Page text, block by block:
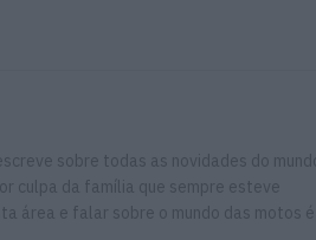
sobre todas as novidades do mundo
culpa da família que sempre esteve
área e falar sobre o mundo das motos é